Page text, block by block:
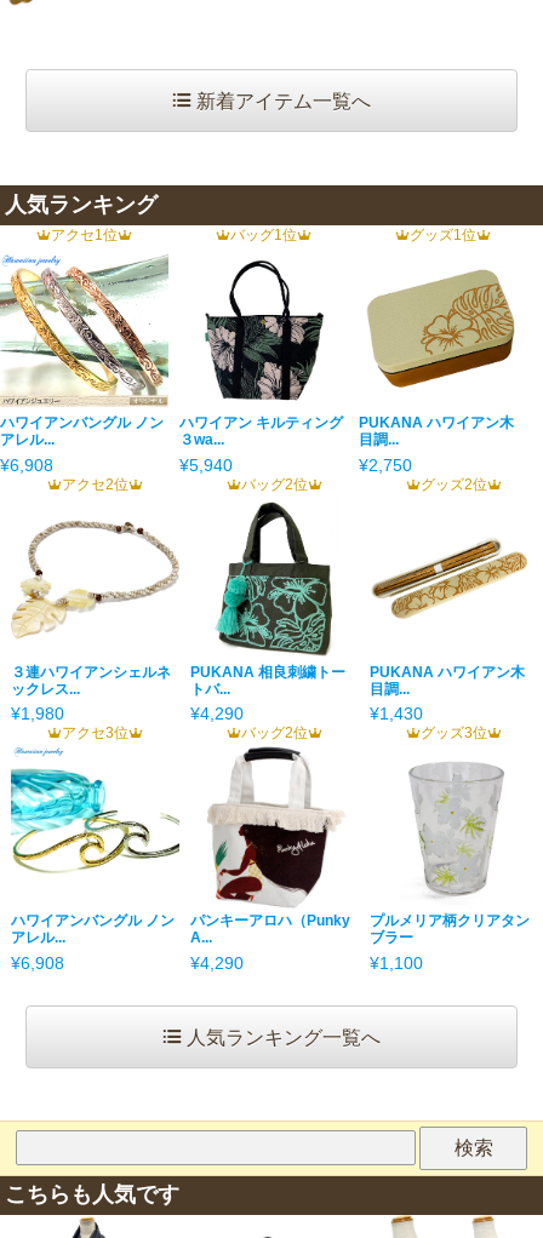
新着アイテム一覧へ
人気ランキング
アクセ1位
ハワイアンバングル ノン
アレル...
¥6,908
バッグ1位
ハワイアン キルティング
３wa...
¥5,940
グッズ1位
PUKANA ハワイアン木
目調...
¥2,750
アクセ2位
３連ハワイアンシェルネ
ックレス...
¥1,980
バッグ2位
PUKANA 相良刺繍トー
トバ...
¥4,290
グッズ2位
PUKANA ハワイアン木
目調...
¥1,430
アクセ3位
ハワイアンバングル ノン
アレル...
¥6,908
バッグ2位
パンキーアロハ（Punky
A...
¥4,290
グッズ3位
プルメリア柄クリアタン
ブラー
¥1,100
人気ランキング一覧へ
こちらも人気です